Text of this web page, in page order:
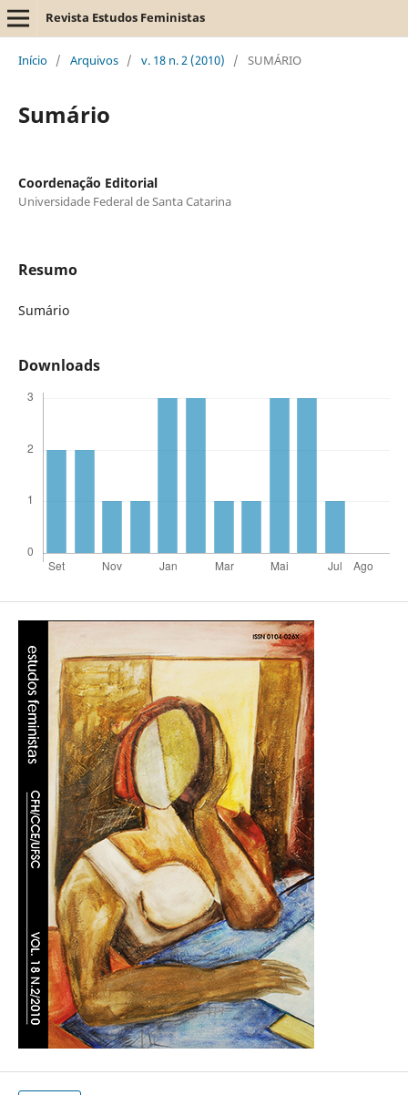
Revista Estudos Feministas
Início / Arquivos / v. 18 n. 2 (2010) / SUMÁRIO
Sumário
Coordenação Editorial
Universidade Federal de Santa Catarina
Resumo
Sumário
Downloads